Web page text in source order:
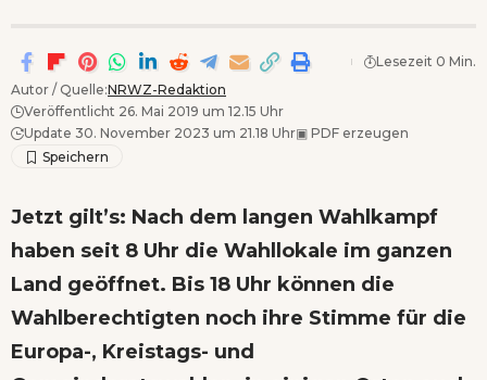
Autor / Quelle:NRWZ-Redaktion
Veröffentlicht 26. Mai 2019 um 12.15 Uhr
Update 30. November 2023 um 21.18 Uhr▣ PDF erzeugen
Lesezeit 0 Min.
Jetzt gilt’s: Nach dem langen Wahlkampf
haben seit 8 Uhr die Wahllokale im ganzen
Land geöffnet. Bis 18 Uhr können die
Wahlberechtigten noch ihre Stimme für die
Europa-, Kreistags- und